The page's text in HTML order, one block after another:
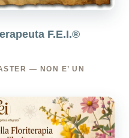
F.E.I.®
— NON E’ UN